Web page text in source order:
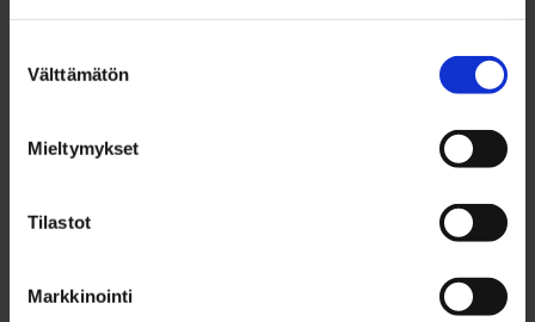
valinta
Välttämätön
Mieltymykset
Tilastot
Markkinointi